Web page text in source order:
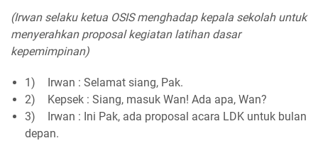
(Irwan selaku ketua OSIS menghadap kepala sekolah untuk
menyerahkan proposal kegiatan latihan dasar
kepemimpinan)
1)
Irwan : Selamat siang, Pak.
2)
Kepsek : Siang, masuk Wan! Ada apa, Wan?
3)
Irwan : Ini Pak, ada proposal acara LDK untuk bulan
depan.